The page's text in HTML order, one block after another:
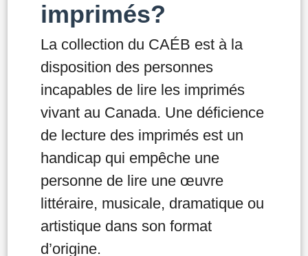
imprimés?
La collection du CAÉB est à la
disposition des personnes
incapables de lire les imprimés
vivant au Canada. Une déficience
de lecture des imprimés est un
handicap qui empêche une
personne de lire une œuvre
littéraire, musicale, dramatique ou
artistique dans son format
d’origine.